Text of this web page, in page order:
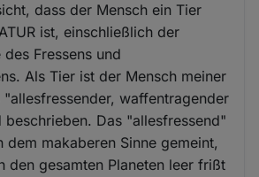
dass der Mensch ein Tier
ist, einschließlich der
Fressens und
Als Tier ist der Mensch meiner
waffentragender
Das "allesfressend"
dem makaberen Sinne gemeint,
den gesamten Planeten leer frißt